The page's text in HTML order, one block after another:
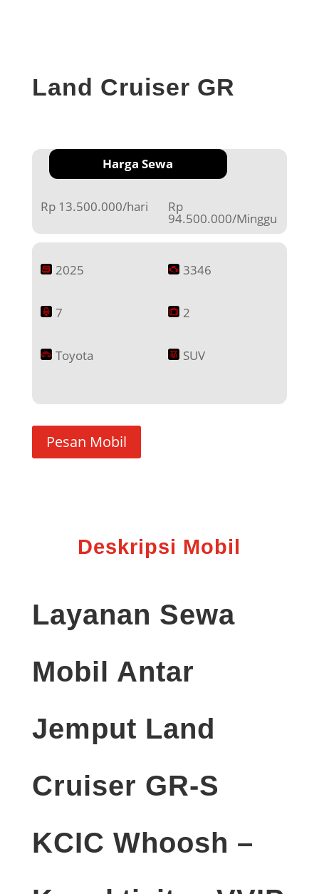
Land Cruiser GR
Harga Sewa
Rp 13.500.000/hari Rp
94.500.000/Minggu
2025 3346
7 2
Toyota SUV
Pesan Mobil
Deskripsi Mobil
Layanan Sewa
Mobil Antar
Jemput Land
Cruiser GR-S
KCIC Whoosh –